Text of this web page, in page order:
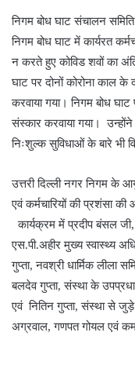
निगम बोध घाट संचालन
निगम बोध घाट में कार्यरत
न करते हुए कोविड शवों का
घाट पर दोनों कोरोना काल
करवाया गया। निगम बोध
संस्कार करवाया गया।
उन्होंने
निःशुल्क सुविधाओं के बारे भी
उत्तरी दिल्ली नगर निगम के
एवं कर्मचारियों की प्रशंसा
कार्यक्रम में प्रदीप बंसल
एस.पी.अहीर मुख्य स्वास्थ्य
गुप्ता, नवश्री धार्मिक लीला
बलदेव गुप्ता, संस्था के
एवं नितिन गुप्ता, संस्था से
अग्रवाल, गणपत गोयल एवं